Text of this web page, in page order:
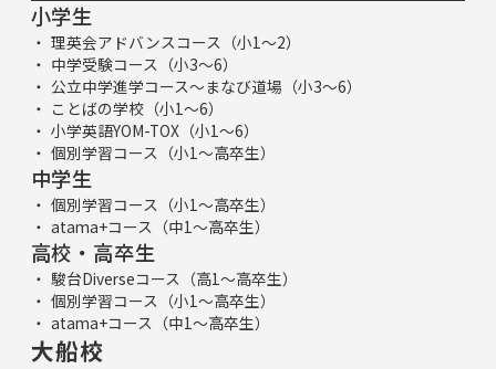
小学生
理英会アドバンスコース（小1～2）
中学受験コース（小3～6）
公立中学進学コース～まなび道場（小3～6）
ことばの学校（小1～6）
小学英語YOM-TOX（小1～6）
個別学習コース（小1～高卒生）
中学生
個別学習コース（小1～高卒生）
atama+コース（中1～高卒生）
高校・高卒生
駿台Diverseコース（高1～高卒生）
個別学習コース（小1～高卒生）
atama+コース（中1～高卒生）
大船校